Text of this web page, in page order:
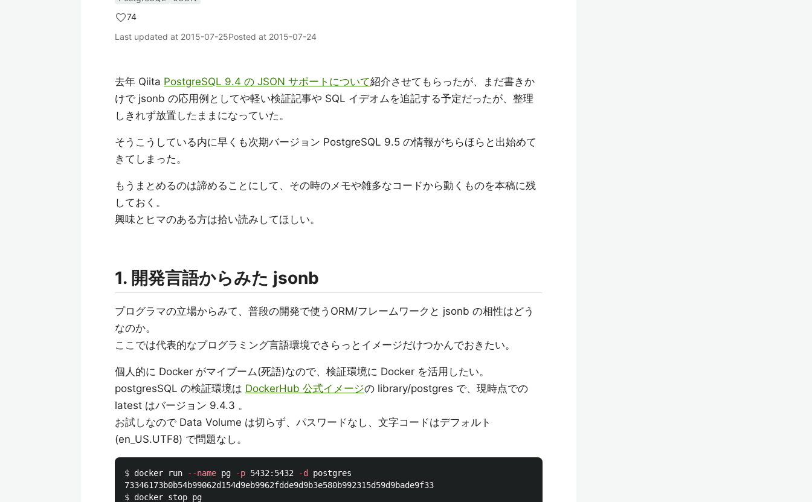
74
Last updated at 2015-07-25Posted at 2015-07-24
去年 Qiita PostgreSQL 9.4 の JSON サポートについて紹介させてもらったが、まだ書きか
けで jsonb の応用例としてや軽い検証記事や SQL イデオムを追記する予定だったが、整理
しきれず放置したままになっていた。
そうこうしている内に早くも次期バージョン PostgreSQL 9.5 の情報がちらほらと出始めて
きてしまった。
もうまとめるのは諦めることにして、その時のメモや雑多なコードから動くものを本稿に残
しておく。
興味とヒマのある方は拾い読みしてほしい。
1. 開発言語からみた jsonb
プログラマの立場からみて、普段の開発で使うORM/フレームワークと jsonb の相性はどう
なのか。
ここでは代表的なプログラミング言語環境でさらっとイメージだけつかんでおきたい。
個人的に Docker がマイブーム(死語)なので、検証環境に Docker を活用したい。
postgresSQL の検証環境は DockerHub 公式イメージの library/postgres で、現時点での
latest はバージョン 9.4.3 。
お試しなので Data Volume は切らず、パスワードなし、文字コードはデフォルト
(en_US.UTF8) で問題なし。
$ docker run --name pg -p 5432:5432 -d
postgres
$ docker stop pg